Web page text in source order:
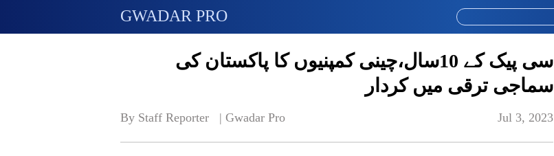
GWADAR PRO
سی پیک کے 10سال،چینی کمپنیوں کا پاکستان کی
سماجی ترقی میں کردار
By Staff Reporter   | Gwadar Pro Jul 3, 2023